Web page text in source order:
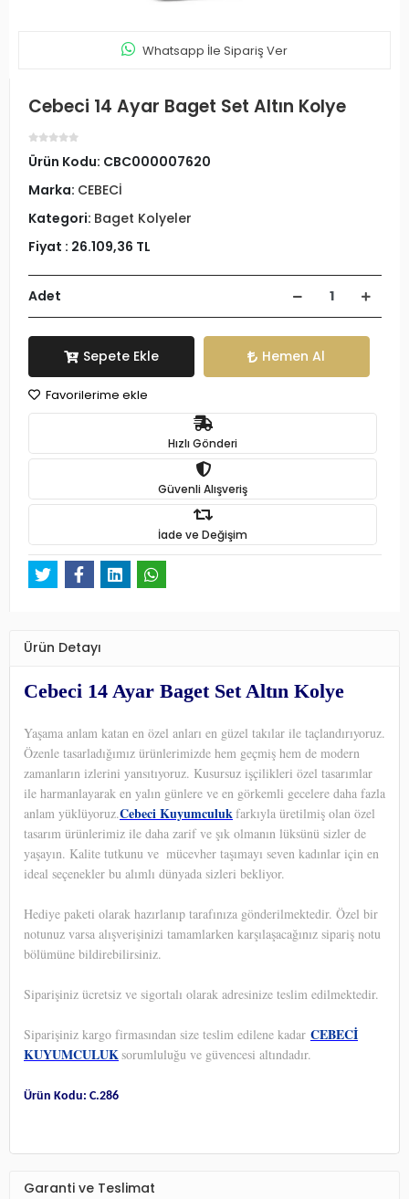
Whatsapp İle Sipariş Ver
Cebeci 14 Ayar Baget Set Altın Kolye
Ürün Kodu: CBC000007620
Marka: CEBECİ
Kategori: Baget Kolyeler
Fiyat : 26.109,36 TL
Adet
Sepete Ekle Hemen Al
Favorilerime ekle
Hızlı Gönderi
Güvenli Alışveriş
İade ve Değişim
Ürün Detayı
Cebeci 14 Ayar Baget Set Altın Kolye
Yaşama anlam katan en özel anları en güzel takılar ile taçlandırıyoruz.
Özenle tasarladığımız ürünlerimizde hem geçmiş hem de modern
zamanların izlerini yansıtıyoruz. Kusursuz işçilikleri özel tasarımlar
ile harmanlayarak en yalın günlere ve en görkemli gecelere daha fazla
anlam yüklüyoruz.Cebeci Kuyumculukfarkıyla üretilmiş olan özel
tasarım ürünlerimiz ile daha zarif ve şık olmanın lüksünü sizler de
yaşayın. Kalite tutkunu ve mücevher taşımayı seven kadınlar için en
ideal seçenekler bu alımlı dünyada sizleri bekliyor.
Hediye paketi olarak hazırlanıp tarafınıza gönderilmektedir. Özel bir
notunuz varsa alışverişinizi tamamlarken karşılaşacağınız sipariş notu
bölümüne bildirebilirsiniz.
Siparişiniz ücretsiz ve sigortalı olarak adresinize teslim edilmektedir.
Siparişiniz kargo firmasından size teslim edilene kadar CEBECİ
KUYUMCULUKsorumluluğu ve güvencesi altındadır.
Ürün Kodu: C.286
Garanti ve Teslimat